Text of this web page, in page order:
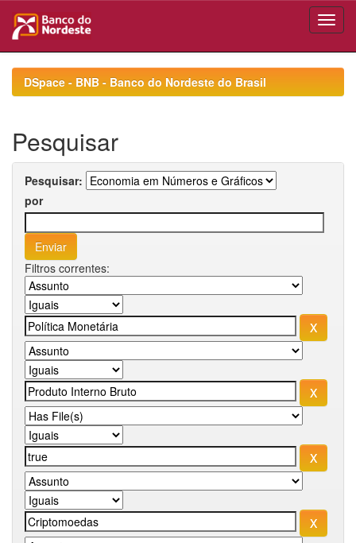
navigationDSpace - BNB - Banco do Nordeste do Brasil
Pesquisar
Pesquisar:
por
Filtros correntes: